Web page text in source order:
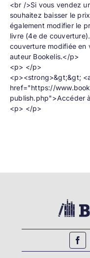
<br />Si vous vendez
souhaitez baisser le
également modifier le
livre (4e de
couverture modifiée en
auteur Bookelis.</p>
<p> </p>
<p><strong>&gt;&gt;
href="https://
publish.php">Accéder
<p> </p>